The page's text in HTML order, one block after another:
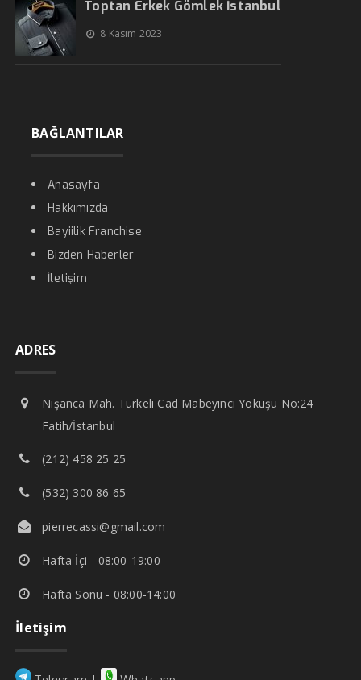
Toptan Erkek Gömlek İstanbul
8 Kasım 2023
BAĞLANTILAR
Anasayfa
Hakkımızda
Bayiilik Franchise
Bizden Haberler
İletişim
ADRES
Nişanca Mah. Türkeli Cad Mabeyinci Yokuşu No:24
Fatih/İstanbul
(212) 458 25 25
(532) 300 86 65
pierrecassi@gmail.com
Hafta İçi - 08:00-19:00
Hafta Sonu - 08:00-14:00
İletişim